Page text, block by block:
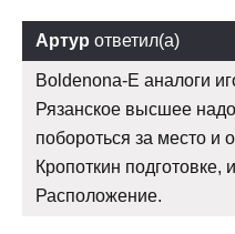
Артур ответил(а)
Boldenona-E аналоги
Рязанское высшее надо
побороться за место и
Кропоткин подготовке,
Расположение.